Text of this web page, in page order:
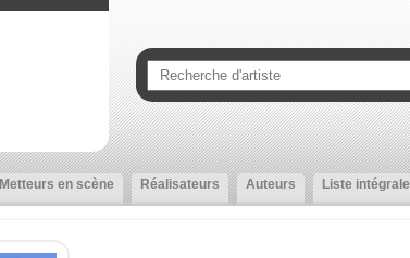
Metteurs en scène Réalisateurs Auteurs Liste intégrale